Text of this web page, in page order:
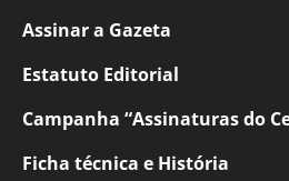
Assinar a Gazeta
Estatuto Editorial
Campanha “Assinaturas do
Ficha técnica e História